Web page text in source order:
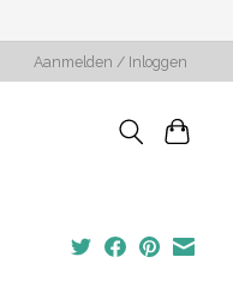
Aanmelden / Inloggen